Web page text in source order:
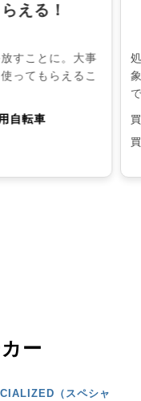
える！
すことに。大事
ってもらえるこ
自転車
ー
（スペシャ